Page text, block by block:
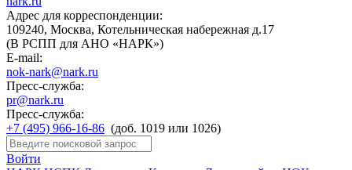
Адрес для корреспонденции:
109240, Москва, Котельническая набережная д.17
(В РСПП для АНО «НАРК»)
E-mail:
nok-nark@nark.ru
Пресс-служба:
pr@nark.ru
Пресс-служба:
+7 (495) 966-16-86 (доб. 1019 или 1026)
Войти